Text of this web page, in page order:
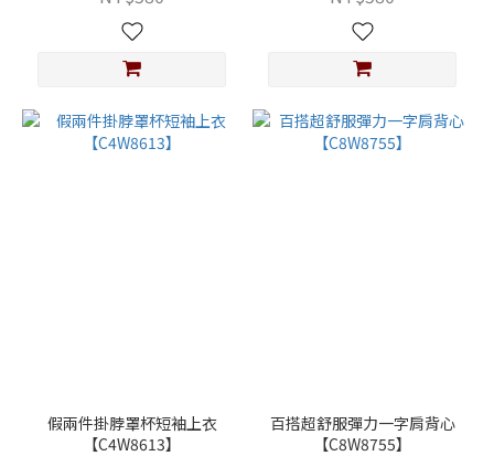
假兩件掛脖罩杯短袖上衣
【C4W8613】
百搭超舒服彈力一字肩背心
【C8W8755】